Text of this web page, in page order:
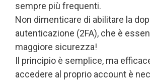
sempre più frequenti.
Non dimenticare di abilitare la
autenticazione (2FA), che è
maggiore sicurezza!
Il principio è semplice, ma
accedere al proprio account è